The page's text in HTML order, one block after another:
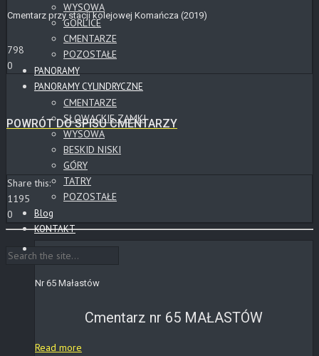
WYSOWA
GORLICE
CMENTARZE
POZOSTAŁE
PANORAMY
PANORAMY CYLINDRYCZNE
CMENTARZE
SŁOWACKIE ZAMKI
WYSOWA
BESKID NISKI
GÓRY
TATRY
POZOSTAŁE
Blog
KONTAKT
Cmentarz przy stacji kolejowej Komańcza (2019)
798
0
POWRÓT DO SPISU CMENTARZY
Share this:
1195
0
Nr 65 Małastów
Cmentarz nr 65 MAŁASTÓW
Read more